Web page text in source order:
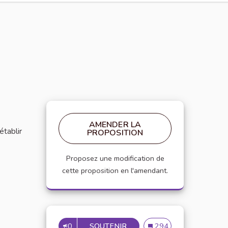
AMENDER LA
PROPOSITION
Proposez une modification de
cette proposition en l'amendant.